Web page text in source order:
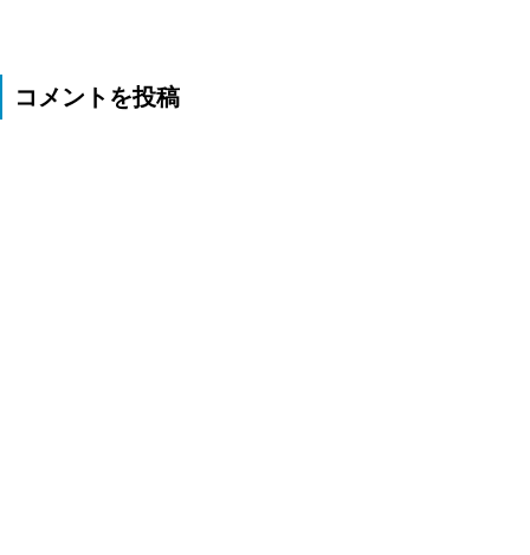
コメントを投稿